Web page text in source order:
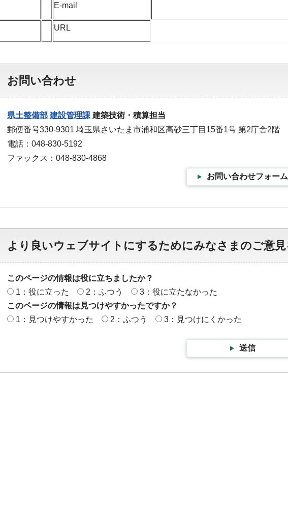
E-mail
URL
お問い合わせ
県土整備部 建設管理課 建築技術・積算担当
郵便番号330-9301 埼玉県さいたま市浦和区高砂三丁目15番1号 第2庁舎2階
電話：048-830-5192
ファックス：048-830-4868
お問い合わせフォーム
より良いウェブサイトにするためにみなさまのご意
このページの情報は役に立ちましたか？
1：役に立った
2：ふつう
3：役に立たなかった
このページの情報は見つけやすかったですか？
1：見つけやすかった
2：ふつう 3：見つけにくかった
送信